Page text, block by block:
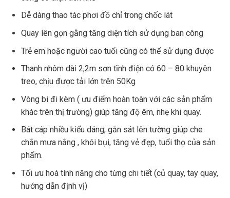
Dễ dàng thao tác phơi đồ chỉ trong chốc lát
Quay lên gọn gằng tăng diện tích sử dụng ban công
Trẻ em hoặc người cao tuổi cũng có thể sử dụng được
Thanh nhôm dài 2,2m sơn tĩnh điện có 60 – 80 khuyên
treo, chịu được tải lớn trên 50Kg
Vòng bi đi kèm ( ưu điểm hoàn toàn với các sản phẩm
khác trên thị trường) giúp tăng độ êm, nhẹ khi quay.
Bát cáp nhiều kiểu dáng, gắn sát lên tường giúp che
chắn mưa nắng , khói bụi, tăng vẻ đẹp, tuổi thọ của sản
phẩm.
Tối ưu hoá tính năng cho từng chi tiết (củ quay, tay quay,
hướng dẫn định vị)